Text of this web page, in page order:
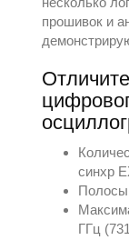
прошивок и
синхр
Полосы
ГГц